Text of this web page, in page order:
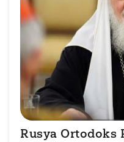
Rusya Ortodoks